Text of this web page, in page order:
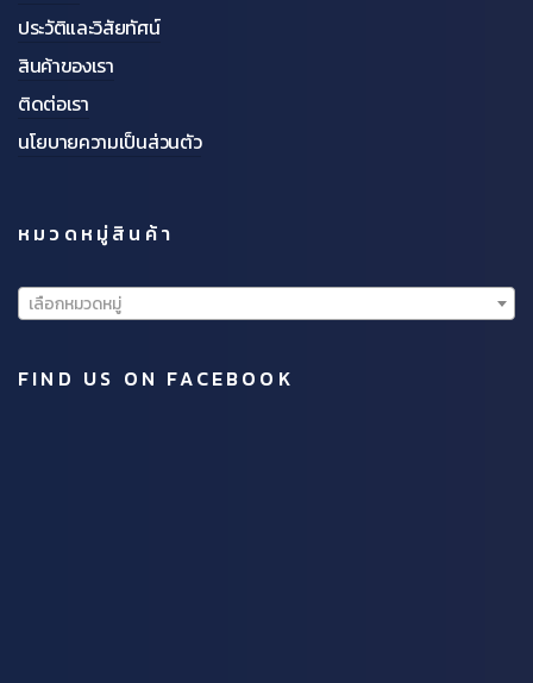
ประวัติและวิสัยทัศน์
สินค้าของเรา
ติดต่อเรา
นโยบายความเป็นส่วนตัว
หมวดหมู่สินค้า
เลือกหมวดหมู่
FIND US ON FACEBOOK